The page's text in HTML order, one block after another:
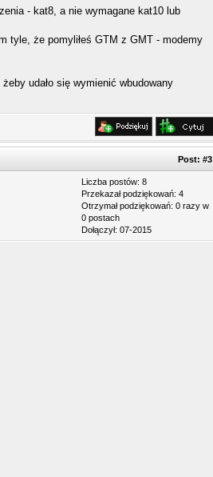
- kat8, a nie wymagane kat10 lub
tyle, że pomyliłeś GTM z GMT - modemy
udało się wymienić wbudowany
Post: #3
Liczba postów: 8
Przekazał podziękowań: 4
Otrzymał podziękowań: 0 razy w
0 postach
Dołączył: 07-2015